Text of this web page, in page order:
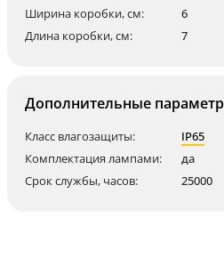
Ширина коробки, см:
6
Длина коробки, см:
7
Дополнительные
Класс влагозащиты:
IP65
Комплектация лампами:
да
Срок службы, часов:
25000